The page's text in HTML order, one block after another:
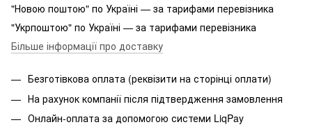
"Новою поштою" по Україні — за тарифами перевізника
"Укрпоштою" по Україні — за тарифами перевізника
Більше інформації про доставку
Безготівкова оплата (реквізити на сторінці оплати)
На рахунок компанії після підтвердження замовлення
Онлайн-оплата за допомогою системи LiqPay